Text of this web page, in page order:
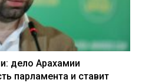
дело Арахамии
парламента и ставит